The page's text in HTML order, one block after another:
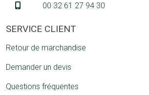
00 32 61 27 94 30
SERVICE CLIENT
Retour de marchandise
Demander un devis
Questions fréquentes